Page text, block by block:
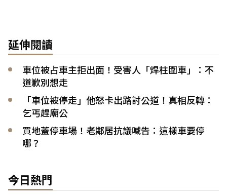
延伸閱讀
車位被占車主拒出面！受害人「焊柱圍車」：不
道歉別想走
「車位被停走」他怒卡出路討公道！真相反轉：
乞丐趕廟公
買地蓋停車場！老鄰居抗議喊告：這樣車要停
哪？
今日熱門